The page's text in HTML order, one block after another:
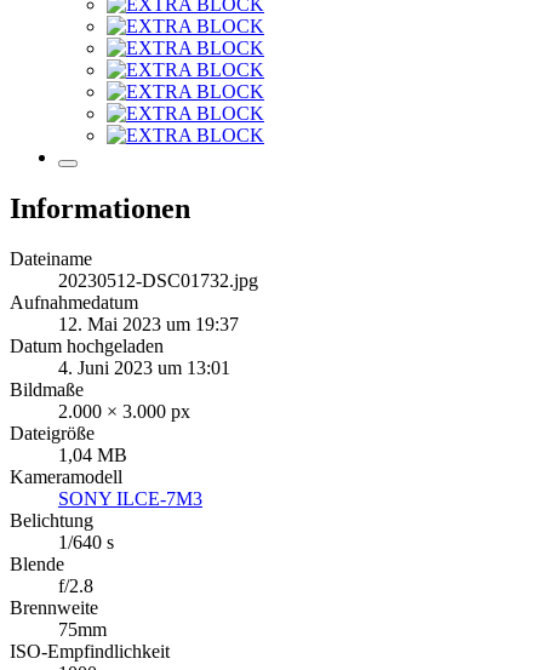
Informationen
Dateiname
20230512-DSC01732.jpg
Aufnahmedatum
12. Mai 2023 um 19:37
Datum hochgeladen
4. Juni 2023 um 13:01
Bildmaße
2.000 × 3.000 px
Dateigröße
1,04 MB
Kameramodell
SONY ILCE-7M3
Belichtung
1/640 s
Blende
f/2.8
Brennweite
75mm
ISO-Empfindlichkeit